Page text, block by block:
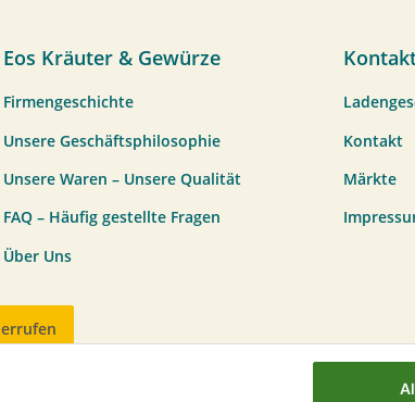
Eos Kräuter & Gewürze
Firmengeschichte
Unsere Geschäftsphilosophie
Unsere Waren – Unsere Qualität
FAQ – Häufig gestellte Fragen
Über Uns
Kontakt
Märkte